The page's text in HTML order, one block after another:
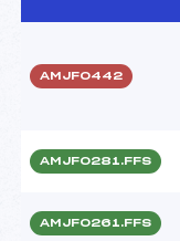
AMJF0442
AMJF0281.FFS
AMJF0261.FFS